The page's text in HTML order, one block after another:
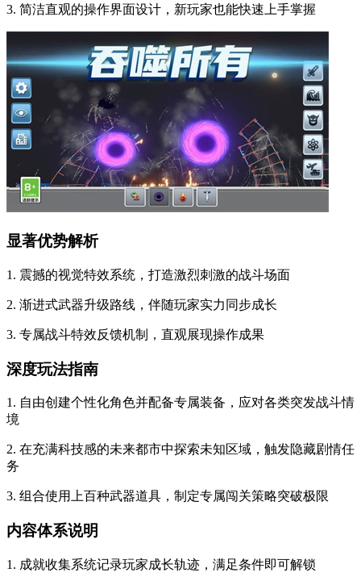
3. 简洁直观的操作界面设计，新玩家也能快速上手掌握
显著优势解析
1. 震撼的视觉特效系统，打造激烈刺激的战斗场面
2. 渐进式武器升级路线，伴随玩家实力同步成长
3. 专属战斗特效反馈机制，直观展现操作成果
深度玩法指南
1. 自由创建个性化角色并配备专属装备，应对各类突发战斗情
境
2. 在充满科技感的未来都市中探索未知区域，触发隐藏剧情任
务
3. 组合使用上百种武器道具，制定专属闯关策略突破极限
内容体系说明
1. 成就收集系统记录玩家成长轨迹，满足条件即可解锁